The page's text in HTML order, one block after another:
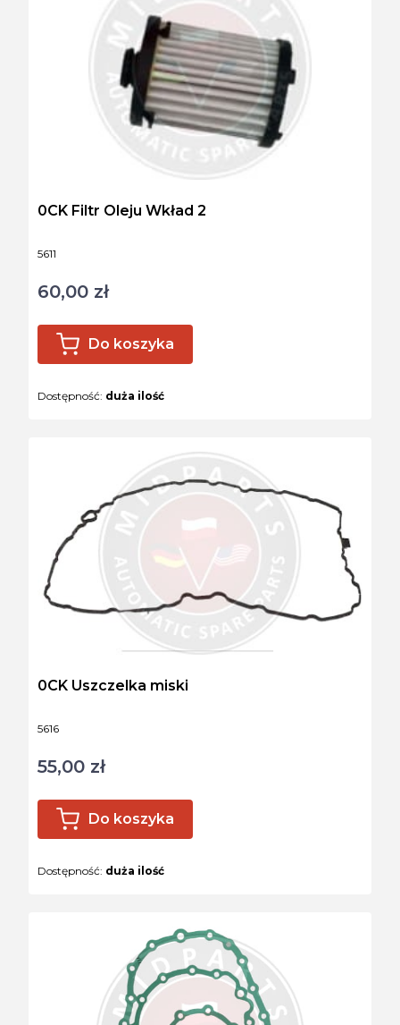
Kod produktu
5611
0CK Filtr Oleju Wkład 2
Cena
60,00 zł
Do koszyka
Dostępność: duża ilość
Kod produktu
5616
0CK Uszczelka miski
Cena
55,00 zł
Do koszyka
Dostępność: duża ilość